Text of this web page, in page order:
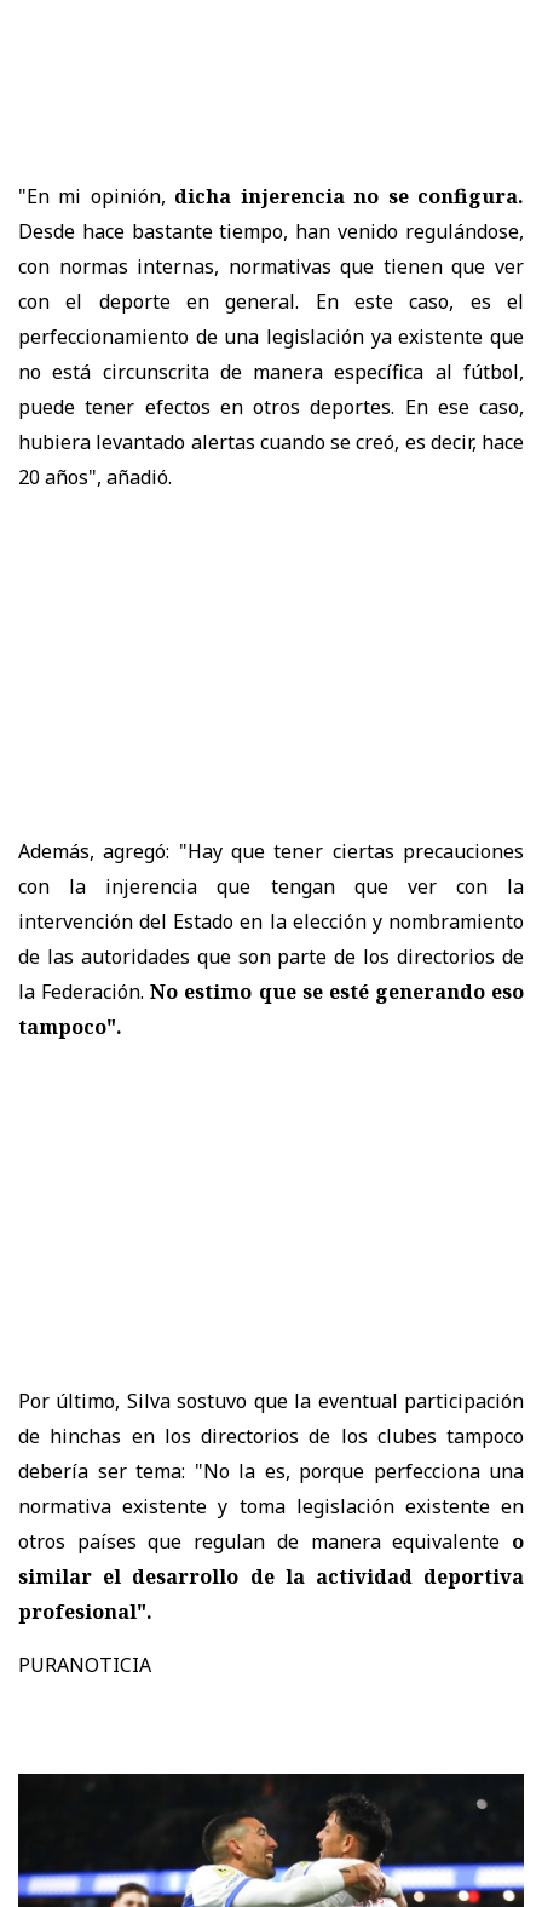
"En mi opinión, dicha injerencia no se configura.
Desde hace bastante tiempo, han venido regulándose,
con normas internas, normativas que tienen que ver
con el deporte en general. En este caso, es el
perfeccionamiento de una legislación ya existente que
no está circunscrita de manera específica al fútbol,
puede tener efectos en otros deportes. En ese caso,
hubiera levantado alertas cuando se creó, es decir, hace
20 años", añadió.
Además, agregó: "Hay que tener ciertas precauciones
con la injerencia que tengan que ver con la
intervención del Estado en la elección y nombramiento
de las autoridades que son parte de los directorios de
la Federación.No estimo que se esté generando eso
tampoco".
Por último, Silva sostuvo que la eventual participación
de hinchas en los directorios de los clubes tampoco
debería ser tema: "No la es, porque perfecciona una
normativa existente y toma legislación existente en
otros países que regulan de manera equivalente o
similar el desarrollo de la actividad deportiva
profesional".
PURANOTICIA